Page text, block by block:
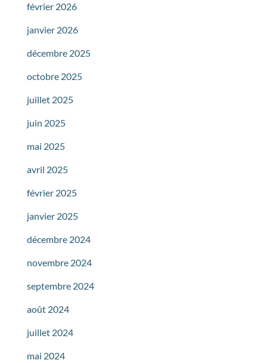
février 2026
janvier 2026
décembre 2025
octobre 2025
juillet 2025
juin 2025
mai 2025
avril 2025
février 2025
janvier 2025
décembre 2024
novembre 2024
septembre 2024
août 2024
juillet 2024
mai 2024